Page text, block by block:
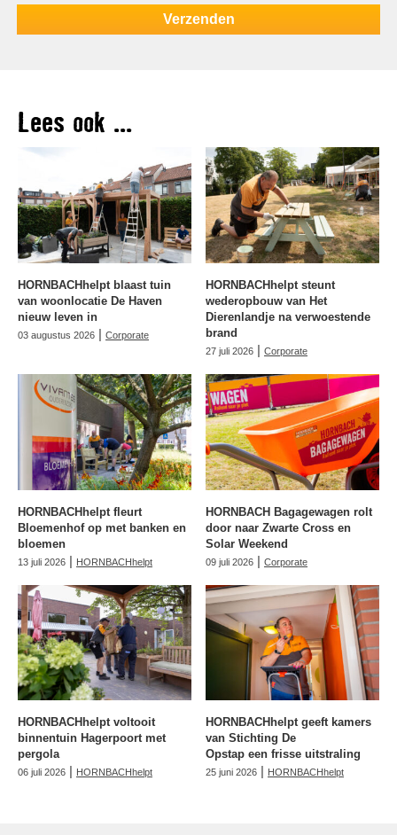
Lees ook ...
HORNBACHhelpt blaast tuin
van woonlocatie De Haven
nieuw leven in
03 augustus 2026 | Corporate
HORNBACHhelpt steunt
wederopbouw van Het
Dierenlandje na verwoestende
brand
27 juli 2026 | Corporate
HORNBACHhelpt fleurt
Bloemenhof op met banken en
bloemen
13 juli 2026 | HORNBACHhelpt
HORNBACH Bagagewagen rolt
door naar Zwarte Cross en
Solar Weekend
09 juli 2026 | Corporate
HORNBACHhelpt voltooit
binnentuin Hagerpoort met
pergola
06 juli 2026 | HORNBACHhelpt
HORNBACHhelpt geeft kamers
van Stichting De
Opstap een frisse uitstraling
25 juni 2026 | HORNBACHhelpt